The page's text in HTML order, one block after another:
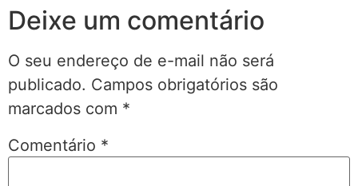
Deixe um comentário
O seu endereço de e-mail não será
publicado. Campos obrigatórios são
marcados com *
Comentário *